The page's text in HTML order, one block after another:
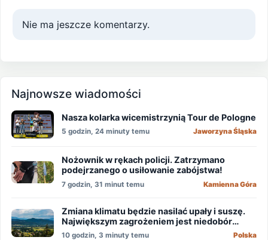
Nie ma jeszcze komentarzy.
Najnowsze wiadomości
Nasza kolarka wicemistrzynią Tour de Pologne
5 godzin, 24 minuty temu Jaworzyna Śląska
Nożownik w rękach policji. Zatrzymano
podejrzanego o usiłowanie zabójstwa!
7 godzin, 31 minut temu Kamienna Góra
Zmiana klimatu będzie nasilać upały i suszę.
Największym zagrożeniem jest niedobór
wody
10 godzin, 3 minuty temu Polska